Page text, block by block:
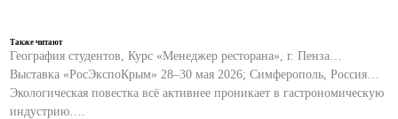
Также читают
География студентов, Курс «Менеджер ресторана», г. Пенза…
Выставка «РосЭкспоКрым» 28–30 мая 2026; Симферополь, Россия…
Экологическая повестка всё активнее проникает в гастрономическую
индустрию….